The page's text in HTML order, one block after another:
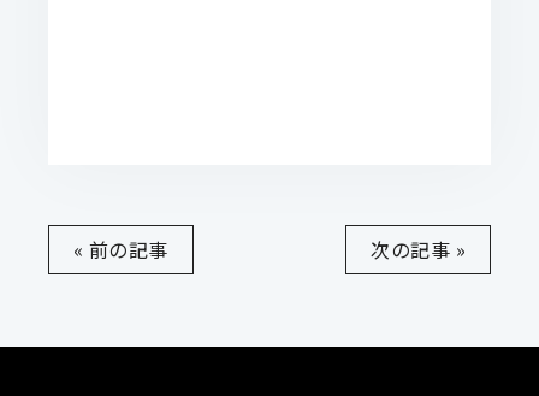
« 前の記事 次の記事 »